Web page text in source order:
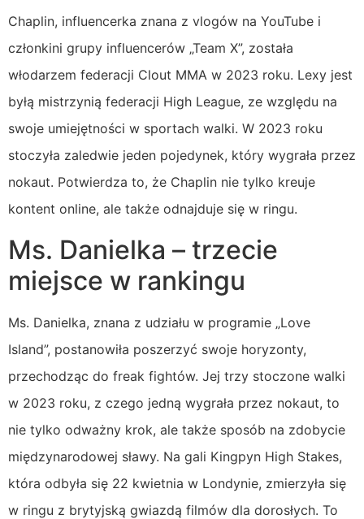
Chaplin, influencerka znana z vlogów na YouTube i
członkini grupy influencerów „Team X”, została
włodarzem federacji Clout MMA w 2023 roku. Lexy jest
byłą mistrzynią federacji High League, ze względu na
swoje umiejętności w sportach walki. W 2023 roku
stoczyła zaledwie jeden pojedynek, który wygrała przez
nokaut. Potwierdza to, że Chaplin nie tylko kreuje
kontent online, ale także odnajduje się w ringu.
Ms. Danielka – trzecie
miejsce w rankingu
Ms. Danielka, znana z udziału w programie „Love
Island”, postanowiła poszerzyć swoje horyzonty,
przechodząc do freak fightów. Jej trzy stoczone walki
w 2023 roku, z czego jedną wygrała przez nokaut, to
nie tylko odważny krok, ale także sposób na zdobycie
międzynarodowej sławy. Na gali Kingpyn High Stakes,
która odbyła się 22 kwietnia w Londynie, zmierzyła się
w ringu z brytyjską gwiazdą filmów dla dorosłych. To